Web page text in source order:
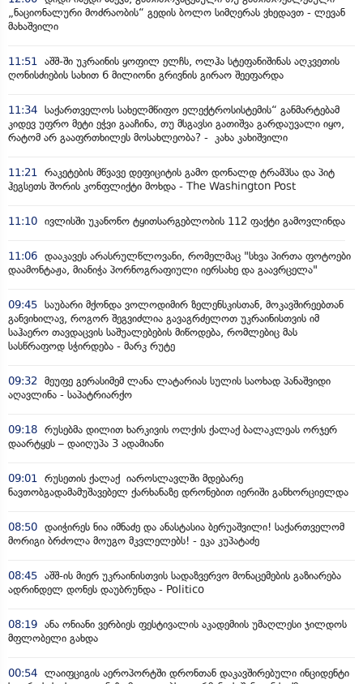
„ნაციონალური მოძრაობის“ გედის ბოლო სიმღერას ვხედავთ - ლევან
მახაშვილი
11:51
აშშ-ში უკრაინის ყოფილ ელჩს, ოლჰა სტეფანიშინას აღკვეთის
ღონისძიების სახით 6 მილიონი გრივნის გირაო შეეფარდა
11:34 საქართველოს სახელმწიფო ელექტროსისტემის“ განმარტებამ
კიდევ უფრო მეტი ეჭვი გააჩინა, თუ მსგავსი გათიშვა გარდაუვალი იყო,
რატომ არ გააფრთხილეს მოსახლეობა? - კახა კახიშვილი
11:21
რაკეტების მწვავე დეფიციტის გამო დონალდ ტრამპსა და პიტ
ჰეგსეთს შორის კონფლიქტი მოხდა - The Washington Post
11:10 ივლისში უკანონო ტყითსარგებლობის 112 ფაქტი გამოვლინდა
11:06 დააკავეს არასრულწლოვანი, რომელმაც "სხვა პირთა ფოტოები
დაამონტაჟა, მიანიჭა პორნოგრაფიული იერსახე და გაავრცელა"
09:45 საუბარი მქონდა ვოლოდიმირ ზელენსკისთან, მოკავშირეებთან
განვიხილავ, როგორ შეგვიძლია გავაგრძელოთ უკრაინისთვის იმ
საჰაერო თავდაცვის საშუალებების მიწოდება, რომლებიც მას
სასწრაფოდ სჭირდება - მარკ რუტე
09:32
მეუფე გერასიმემ ლანა ლატარიას სულის საოხად პანაშვიდი
აღავლინა - საპატრიარქო
09:18 რუსებმა დილით ხარკივის ოლქის ქალაქ ბალაკლეას ორჯერ
დაარტყეს – დაიღუპა 3 ადამიანი
09:01
რუსეთის ქალაქ იაროსლავლში მდებარე
ნავთობგადამამუშავებელ ქარხანაზე დრონებით იერიში განხორციელდა
08:50 დაიჭირეს ნია იმნაძე და ანასტასია ბერუაშვილი! საქართველომ
მორიგი ბრძოლა მოუგო მკვლელებს! - ეკა კუპატაძე
08:45 აშშ-ის მიერ უკრაინისთვის სადაზვერვო მონაცემების გაზიარება
ადრინდელ დონეს დაუბრუნდა - Politico
08:19 ანა ონიანი ვერბიეს ფესტივალის აკადემიის უმაღლესი ჯილდოს
მფლობელი გახდა
00:54 ლაიფციგის აეროპორტში დრონთან დაკავშირებული ინციდენტი